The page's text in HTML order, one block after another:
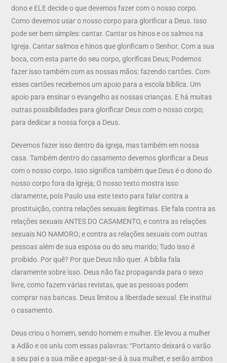
dono e ELE decide o que devemos fazer com o nosso corpo.
Como devemos usar o nosso corpo para glorificar a Deus. Isso
pode ser bem simples: cantar. Cantar os hinos e os salmos na
Igreja. Cantar salmos e hinos que glorificam o Senhor. Com a sua
boca, com esta parte do seu corpo, glorificas Deus; Podemos
fazer isso também com as nossas mãos: fazendo cartões. Com
esses cartões recebemos um apoio para a escola bíblica. Um
apoio para ensinar o evangelho as nossas crianças. E há muitas
outras possibilidades para glorificar Deus com o nosso corpo;
para dedicar a nossa força a Deus.
Devemos fazer isso dentro da igreja, mas também em nossa
casa. Também dentro do casamento devemos glorificar a Deus
com o nosso corpo. Isso significa também que Deus é o dono do
nosso corpo fora da igreja; O nosso texto mostra isso
claramente, pois Paulo usa este texto para falar contra a
prostituição, contra relações sexuais ilegítimas. Ele fala contra as
relações sexuais ANTES DO CASAMENTO, e contra as relações
sexuais NO NAMORO; e contra as relações sexuais com outras
pessoas além de sua esposa ou do seu marido; Tudo isso é
proibido. Por quê? Por que Deus não quer. A bíblia fala
claramente sobre isso. Deus não faz propaganda para o sexo
livre, como fazem várias revistas, que as pessoas podem
comprar nas bancas. Deus limitou a liberdade sexual. Ele institui
o casamento.
Deus criou o homem, sendo homem e mulher. Ele levou a mulher
a Adão e os uniu com essas palavras: “Portanto deixará o varão
a seu pai e a sua mãe e apegar-se-á à sua mulher, e serão ambos